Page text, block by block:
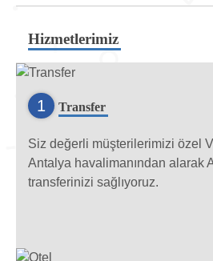
Hizmetlerimiz
1 Transfer
Siz değerli müşterilerimizi özel
Antalya havalimanından alarak
transferinizi sağlıyoruz.